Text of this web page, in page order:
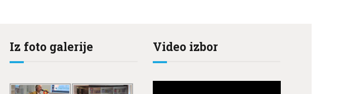
Iz foto galerije Video izbor